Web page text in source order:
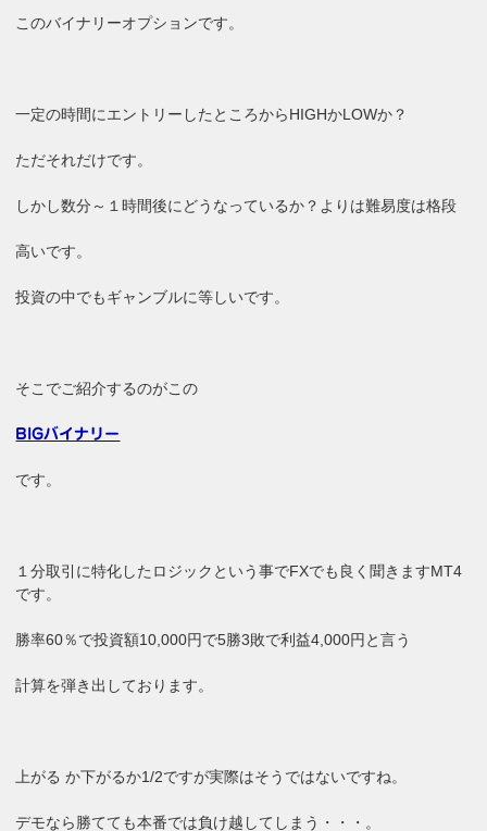
このバイナリーオプションです。
一定の時間にエントリーしたところからHIGHかLOWか？
ただそれだけです。
しかし数分～１時間後にどうなっているか？よりは難易度は格段
高いです。
投資の中でもギャンブルに等しいです。
そこでご紹介するのがこの
BIGバイナリー
です。
１分取引に特化したロジックという事でFXでも良く聞きますMT4
です。
勝率60％で投資額10,000円で5勝3敗で利益4,000円と言う
計算を弾き出しております。
上がる か下がるか1/2ですが実際はそうではないですね。
デモなら勝てても本番では負け越してしまう・・・。